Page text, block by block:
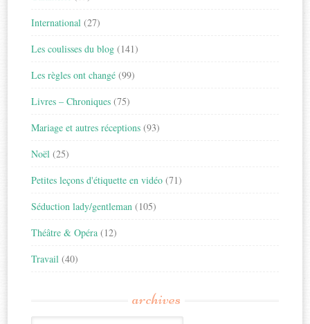
International (27)
Les coulisses du blog (141)
Les règles ont changé (99)
Livres – Chroniques (75)
Mariage et autres réceptions (93)
Noël (25)
Petites leçons d'étiquette en vidéo (71)
Séduction lady/gentleman (105)
Théâtre & Opéra (12)
Travail (40)
archives